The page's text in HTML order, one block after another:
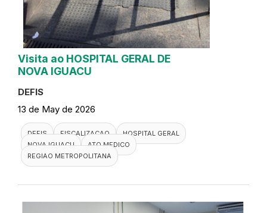
Visita ao HOSPITAL GERAL DE
NOVA IGUACU
DEFIS
13 de May de 2026
DEFIS FISCALIZACAO
HOSPITAL GERAL
NOVA IGUACU
ATO MEDICO
REGIAO METROPOLITANA